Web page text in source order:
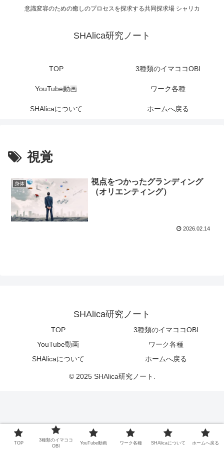
意識変容のための癒しのプロセスを探求する共同探求場 シャリカ
SHAlica研究ノート
TOP 3種類のイマココOBI
YouTube動画 ワーク各種
SHAlicaについて ホームへ戻る
視覚
身体
視点をつかったグランディング
（オリエンティング）
2026.02.14
SHAlica研究ノート
TOP
3種類のイマココOBI
YouTube動画
ワーク各種
SHAlicaについて
ホームへ戻る
© 2025 SHAlica研究ノート.
TOP
3種類のイマココ
OBI
YouTube動画 ワーク各種 SHAlicaについて ホームへ戻る